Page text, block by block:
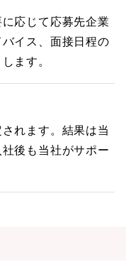
応じて応募先企業
イス、面接日程の
ます。
れます。結果は当
後も当社がサポー